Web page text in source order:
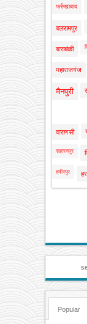
फर्रुखाबाद
बलरामपुर
बाराबंकी
महाराजगंज
मैनपुरी
वाराणसी
सहारनपुर
हमीरपुर
Popular